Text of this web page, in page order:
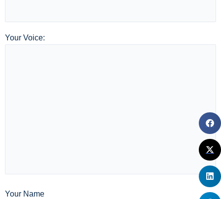
Your Voice:
Your Name